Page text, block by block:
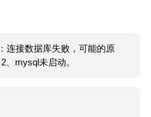
连接数据库失败，可能的原
、mysql未启动。